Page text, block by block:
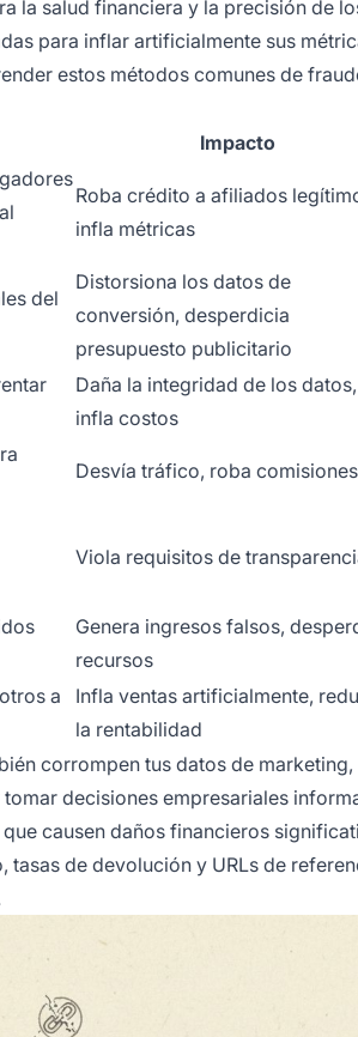
la salud financiera y la precisión de
para inflar artificialmente sus
estos métodos comunes de
Impacto
Roba crédito a afiliados
infla métricas
del
Distorsiona los datos de
conversión, desperdicia
presupuesto publicitario
Daña la integridad de los datos,
infla costos
Desvía tráfico, roba comisiones
Viola requisitos de
Genera ingresos falsos,
recursos
a
Infla ventas artificialmente,
la rentabilidad
corrompen tus datos de marketing,
decisiones empresariales
causen daños financieros
de devolución y URLs de